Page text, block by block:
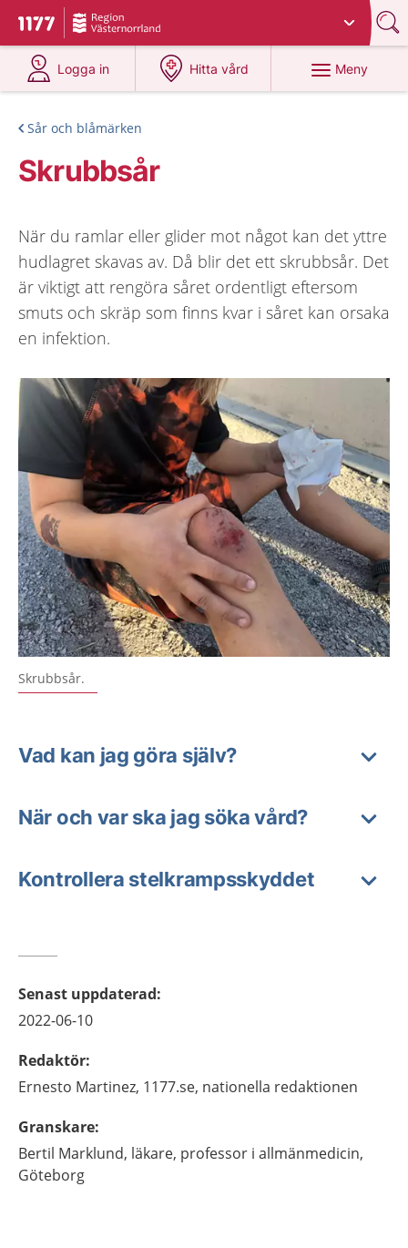
Till startsidan för 1177
Du har valt region
Logga in
på 1177.se
Hitta vård
på 1177.se
Meny
Sår och blåmärken
Skrubbsår
När du ramlar eller glider mot något kan det yttre
hudlagret skavas av. Då blir det ett skrubbsår. Det
är viktigt att rengöra såret ordentligt eftersom
smuts och skräp som finns kvar i såret kan orsaka
en infektion.
Skrubbsår.
Vad kan jag göra själv?
När och var ska jag söka vård?
Kontrollera stelkrampsskyddet
Senast uppdaterad:
2022-06-10
Redaktör:
Ernesto Martinez, 1177.se, nationella redaktionen
Granskare:
Bertil Marklund, läkare, professor i allmänmedicin,
Göteborg